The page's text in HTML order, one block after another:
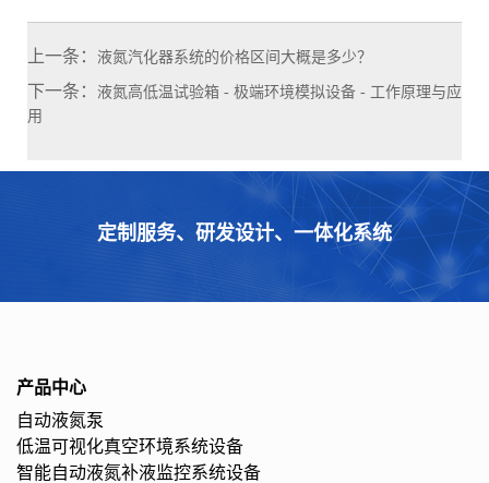
上一条： 液氮汽化器系统的价格区间大概是多少？
下一条：
液氮高低温试验箱 - 极端环境模拟设备 - 工作原理与应
用
定制服务、研发设计、一体化系统
产品中心
自动液氮泵
低温可视化真空环境系统设备
智能自动液氮补液监控系统设备